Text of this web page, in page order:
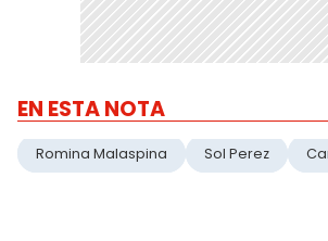
EN ESTA NOTA
Romina Malaspina Sol Perez